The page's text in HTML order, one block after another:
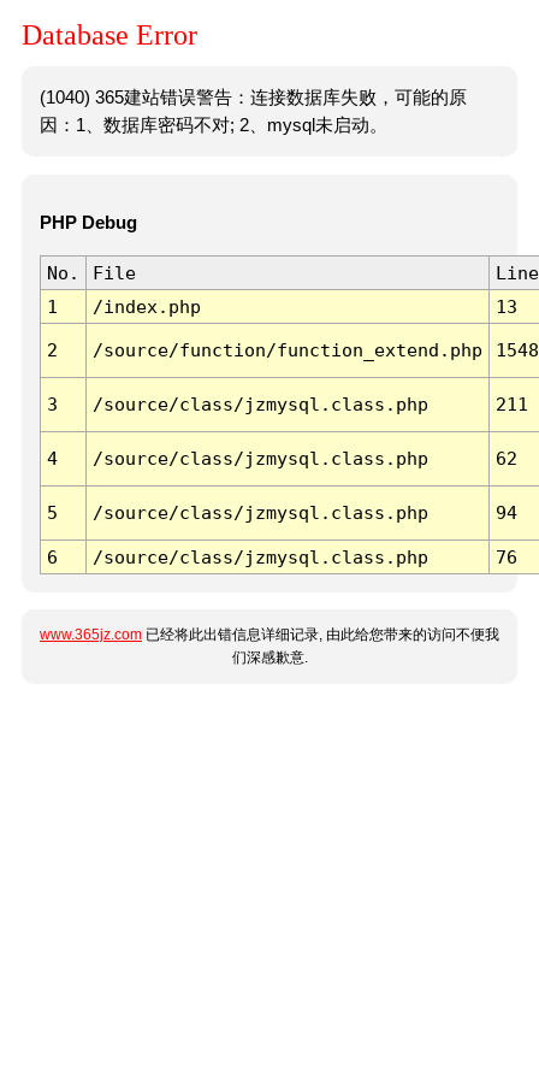
Database Error
(1040) 365建站错误警告：连接数据库失败，可能的原
因：1、数据库密码不对; 2、mysql未启动。
PHP Debug
No. File
Line
1
/index.php 13
2 /source/function/function_extend.php 1548
3 /source/class/jzmysql.class.php 211
4 /source/class/jzmysql.class.php 62
5 /source/class/jzmysql.class.php 94
6 /source/class/jzmysql.class.php 76
www.365jz.com 已经将此出错信息详细记录, 由此给您带来的访问不便我
们深感歉意.